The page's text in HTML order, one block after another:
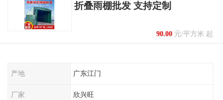
折叠雨棚批发 支持定制
90.00元/平方米 起
产地 广东江门
厂家 欣兴旺